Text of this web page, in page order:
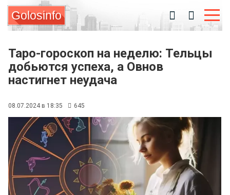
Golosinfo
Таро-гороскоп на неделю: Тельцы
добьются успеха, а Овнов
настигнет неудача
08.07.2024 в 18:35 645